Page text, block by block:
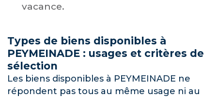
vacance.
Types de biens disponibles à
PEYMEINADE : usages et critères de
sélection
Les biens disponibles à PEYMEINADE ne
répondent pas tous au même usage ni au